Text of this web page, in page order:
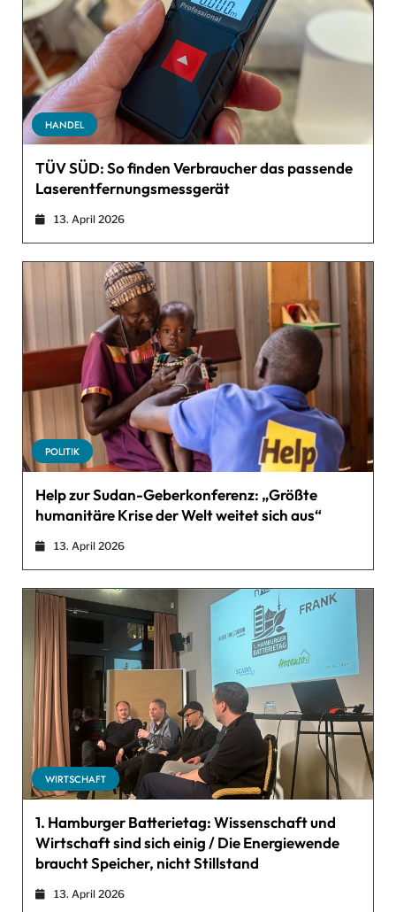
HANDEL
TÜV SÜD: So finden Verbraucher das passende
Laserentfernungsmessgerät
13. April 2026
POLITIK
Help zur Sudan-Geberkonferenz: „Größte
humanitäre Krise der Welt weitet sich aus“
13. April 2026
WIRTSCHAFT
1. Hamburger Batterietag: Wissenschaft und
Wirtschaft sind sich einig / Die Energiewende
braucht Speicher, nicht Stillstand
13. April 2026